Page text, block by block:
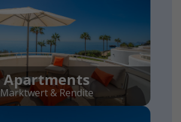
Apartments
Marktwert & Rendite